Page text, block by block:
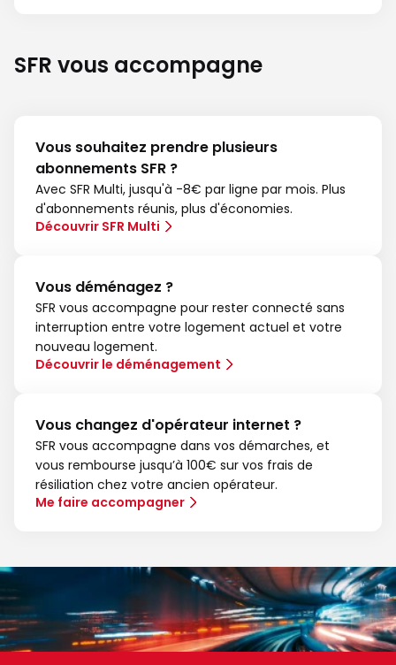
SFR vous accompagne
Vous souhaitez prendre plusieurs
abonnements SFR ?
Avec SFR Multi, jusqu'à -8€ par ligne par mois. Plus
d'abonnements réunis, plus d'économies.
Découvrir SFR Multi
Vous déménagez ?
SFR vous accompagne pour rester connecté sans
interruption entre votre logement actuel et votre
nouveau logement.
Découvrir le déménagement
Vous changez d'opérateur internet ?
SFR vous accompagne dans vos démarches, et
vous rembourse jusqu’à 100€ sur vos frais de
résiliation chez votre ancien opérateur.
Me faire accompagner